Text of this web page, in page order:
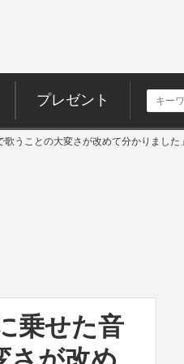
プレゼント
うことの大変さが改めて分かりました
乗せた音